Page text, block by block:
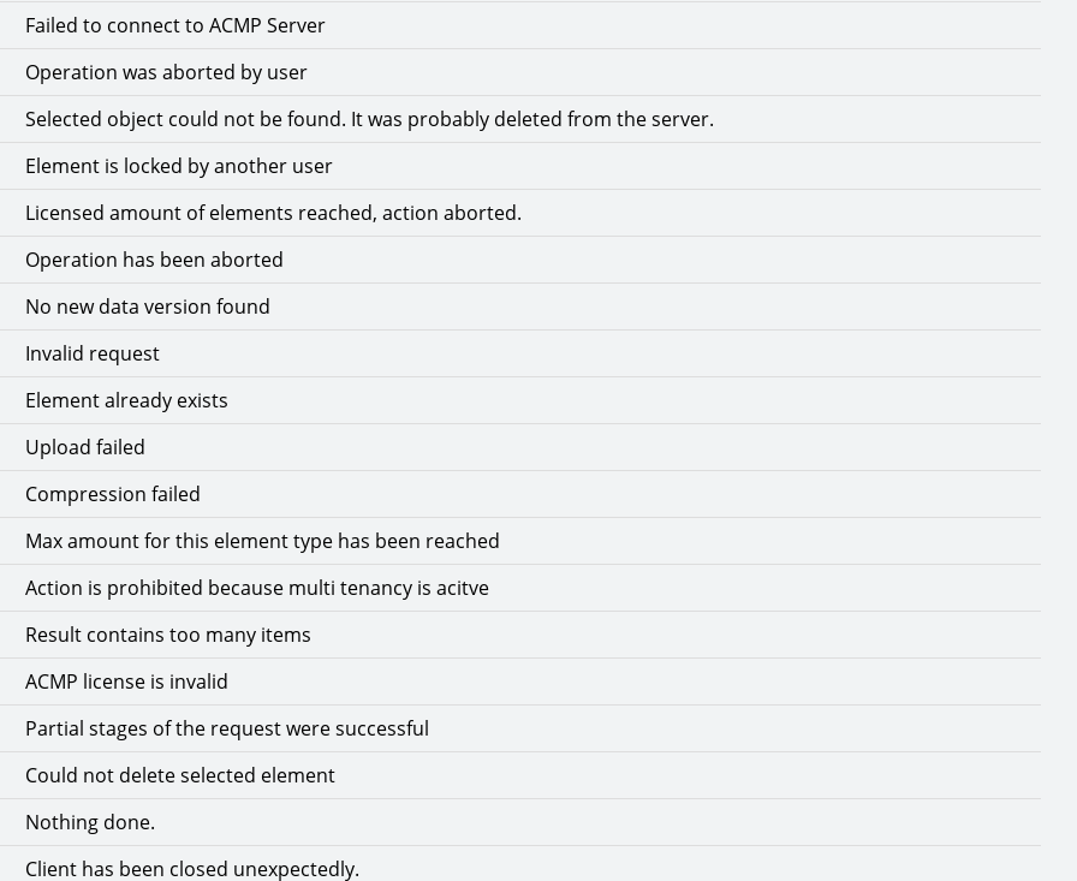
Failed to connect to ACMP Server
Operation was aborted by user
Selected object could not be found. It was probably deleted from the server.
Element is locked by another user
Licensed amount of elements reached, action aborted.
Operation has been aborted
No new data version found
Invalid request
Element already exists
Upload failed
Compression failed
Max amount for this element type has been reached
Action is prohibited because multi tenancy is acitve
Result contains too many items
ACMP license is invalid
Partial stages of the request were successful
Could not delete selected element
Nothing done.
Client has been closed unexpectedly.